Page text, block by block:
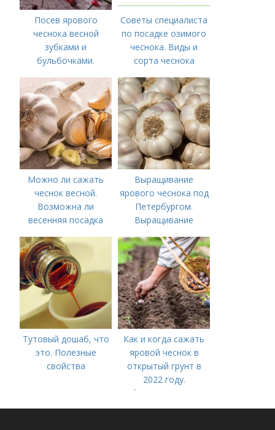
Посев ярового
чеснока весной
зубками и
бульбочками.
посадки озимого
чеснока
Советы специалиста
по посадке озимого
чеснока. Виды и
сорта чеснока
Можно ли сажать
чеснок весной.
Возможна ли
весенняя посадка
лучше делать
Выращивание
ярового чеснока под
Петербургом.
Выращивание
важных моментов
Тутовый дошаб, что
это. Полезные
свойства
Как и когда сажать
яровой чеснок в
открытый грунт в
2022 году.
Добавление статьи в
новую подборку